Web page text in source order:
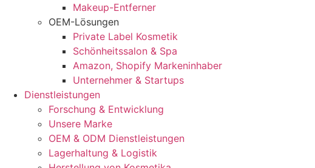
Makeup-Entferner
OEM-Lösungen
Private Label Kosmetik
Schönheitssalon & Spa
Amazon, Shopify Markeninhaber
Unternehmer & Startups
Dienstleistungen
Forschung & Entwicklung
Unsere Marke
OEM & ODM Dienstleistungen
Lagerhaltung & Logistik